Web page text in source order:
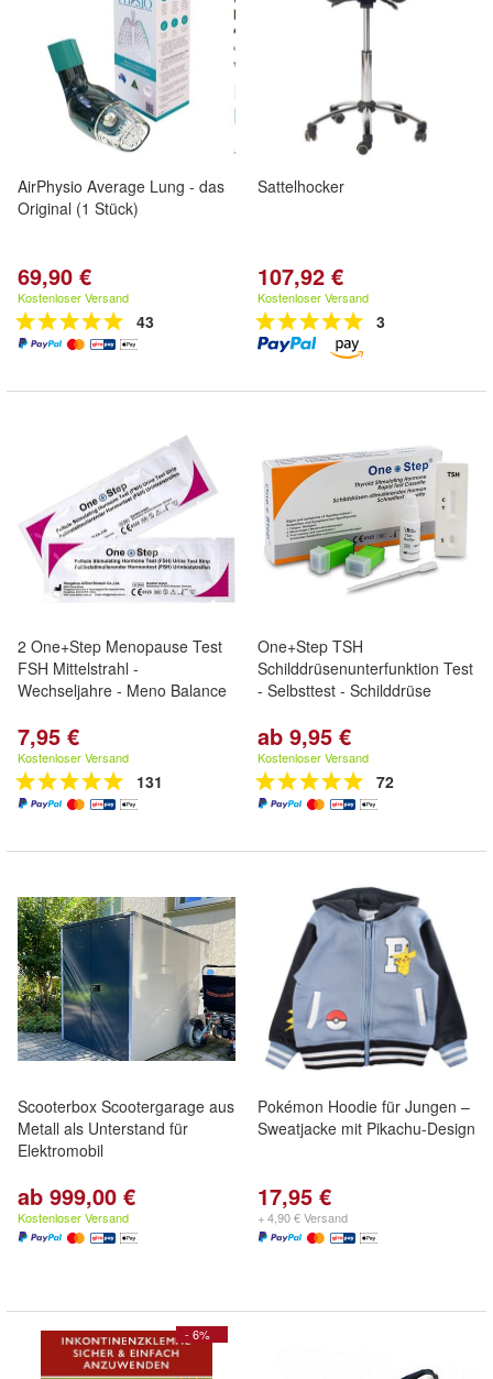
AirPhysio Average Lung - das
Original (1 Stück)
69,90 €
Kostenloser Versand
43
Sattelhocker
107,92 €
Kostenloser Versand
3
2 One+Step Menopause Test
FSH Mittelstrahl -
Wechseljahre - Meno Balance
7,95 €
Kostenloser Versand
131
One+Step TSH
Schilddrüsenunterfunktion Test
- Selbsttest - Schilddrüse
ab 9,95 €
Kostenloser Versand
72
Scooterbox Scootergarage aus
Metall als Unterstand für
Elektromobil
ab 999,00 €
Kostenloser Versand
Pokémon Hoodie für Jungen –
Sweatjacke mit Pikachu-Design
17,95 €
+ 4,90 € Versand
- 6%